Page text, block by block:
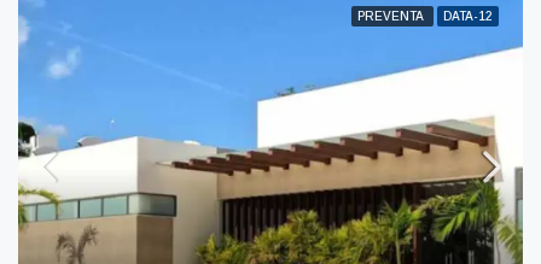
PREVENTA DATA-12